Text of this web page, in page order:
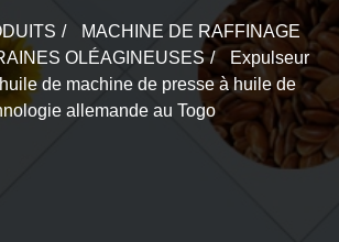
MACHINE DE RAFFINAGE
OLÉAGINEUSES
Expulseur
de machine de presse à huile de
allemande au Togo